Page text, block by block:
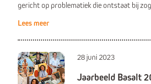
gericht op problematiek die ontstaat bij
Lees meer
28 juni 2023
Jaarbeeld Basalt